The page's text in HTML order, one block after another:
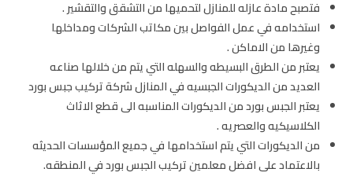
فتصبح مادة عازله للمنازل لتحميها من التشقق والتقشير .
استخدامه في عمل الفواصل بين مكاتب الشركات ومداخلها
وغيرها من الاماكن .
يعتبر من الطرق البسيطه والسهله التي يتم من خلالها صناعه
العديد من الديكورات الجبسيه في المنازل شركة تركيب جبس بورد
يعتبر الجبس بورد من الديكورات المناسبه الى قطع الاثاث
الكلاسيكيه والعصريه .
من الديكورات التي يتم استخدامها في جميع المؤسسات الحديثه
بالاعتماد على افضل معلمين تركيب الجبس بوردفي المنطقه.